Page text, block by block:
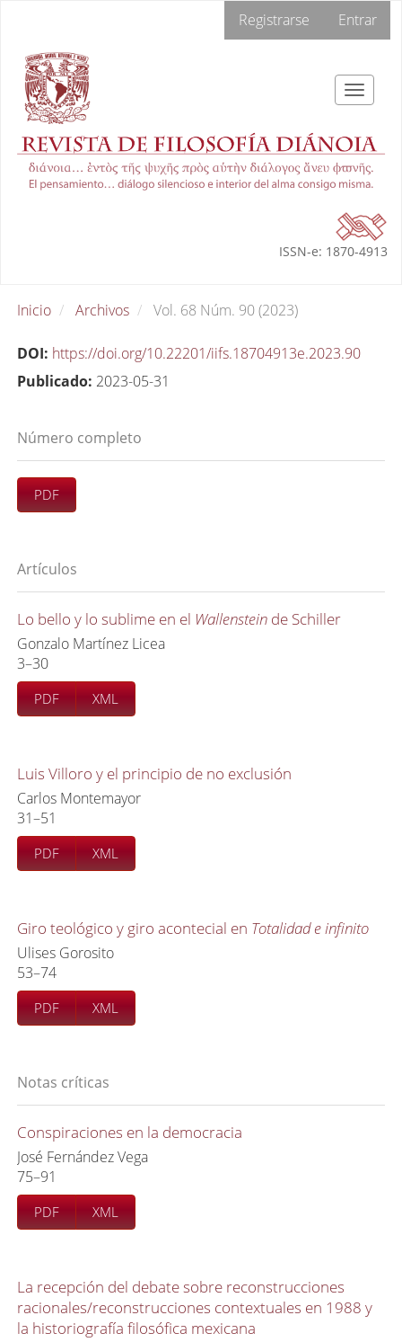
Contenido
principal
Barra
lateral
Registrarse Entrar
Toggle
ISSN-e: 1870-4913
Inicio Archivos Vol. 68 Núm. 90 (2023)
DOI: https://doi.org/10.22201/iifs.18704913e.2023.90
Publicado: 2023-05-31
Número completo
PDF
Artículos
Lo bello y lo sublime en el Wallenstein de Schiller
Gonzalo Martínez Licea
3–30
PDF XML
Luis Villoro y el principio de no exclusión
Carlos Montemayor
31–51
PDF XML
Giro teológico y giro acontecial en Totalidad e infinito
Ulises Gorosito
53–74
PDF XML
Notas críticas
Conspiraciones en la democracia
José Fernández Vega
75–91
PDF XML
La recepción del debate sobre reconstrucciones
racionales/reconstrucciones contextuales en 1988 y
la historiografía filosófica mexicana